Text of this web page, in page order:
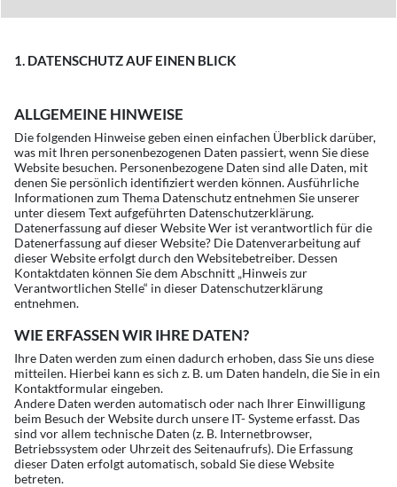
1. DATENSCHUTZ AUF EINEN BLICK
ALLGEMEINE HINWEISE
Die folgenden Hinweise geben einen einfachen Überblick darüber,
was mit Ihren personenbezogenen Daten passiert, wenn Sie diese
Website besuchen. Personenbezogene Daten sind alle Daten, mit
denen Sie persönlich identifiziert werden können. Ausführliche
Informationen zum Thema Datenschutz entnehmen Sie unserer
unter diesem Text aufgeführten Datenschutzerklärung.
Datenerfassung auf dieser Website Wer ist verantwortlich für die
Datenerfassung auf dieser Website? Die Datenverarbeitung auf
dieser Website erfolgt durch den Websitebetreiber. Dessen
Kontaktdaten können Sie dem Abschnitt „Hinweis zur
Verantwortlichen Stelle“ in dieser Datenschutzerklärung
entnehmen.
WIE ERFASSEN WIR IHRE DATEN?
Ihre Daten werden zum einen dadurch erhoben, dass Sie uns diese
mitteilen. Hierbei kann es sich z. B. um Daten handeln, die Sie in ein
Kontaktformular eingeben.
Andere Daten werden automatisch oder nach Ihrer Einwilligung
beim Besuch der Website durch unsere IT- Systeme erfasst. Das
sind vor allem technische Daten (z. B. Internetbrowser,
Betriebssystem oder Uhrzeit des Seitenaufrufs). Die Erfassung
dieser Daten erfolgt automatisch, sobald Sie diese Website
betreten.